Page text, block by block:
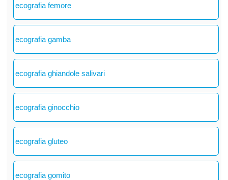
ecografia femore
ecografia gamba
ecografia ghiandole salivari
ecografia ginocchio
ecografia gluteo
ecografia gomito